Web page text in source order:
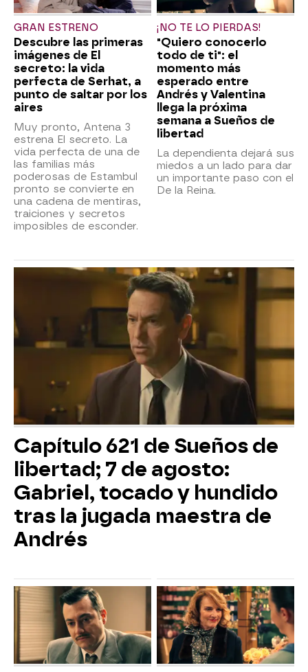
GRAN ESTRENO
Descubre las primeras
imágenes de El
secreto: la vida
perfecta de Serhat, a
punto de saltar por los
aires
Muy pronto, Antena 3
estrena El secreto. La
vida perfecta de una de
las familias más
poderosas de Estambul
pronto se convierte en
una cadena de mentiras,
traiciones y secretos
imposibles de esconder.
¡NO TE LO PIERDAS!
"Quiero conocerlo
todo de ti": el
momento más
esperado entre
Andrés y Valentina
llega la próxima
semana a Sueños de
libertad
La dependienta dejará sus
miedos a un lado para dar
un importante paso con el
De la Reina.
Capítulo 621 de Sueños de
libertad; 7 de agosto:
Gabriel, tocado y hundido
tras la jugada maestra de
Andrés